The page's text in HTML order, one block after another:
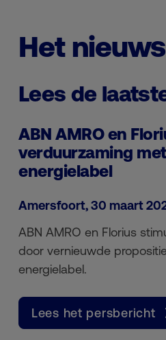
Het
Lees de
ABN AMRO en
verduurzaming
energielabel
Amersfoort, 30 maart
ABN AMRO en Florius
door vernieuwde
energielabel.
Lees het persbericht